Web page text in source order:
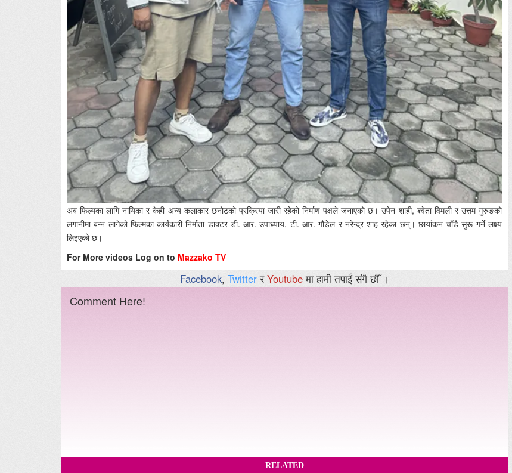
अब फिल्मका लागि नायिका र केही अन्य कलाकार छनोटको प्रक्रिया जारी रहेको निर्माण पक्षले जनाएको छ। उपेन शाही, श्वेता विमली र उत्तम गुरुङको
लगानीमा बन्न लागेको फिल्मका कार्यकारी निर्माता डाक्टर डी. आर. उपाध्याय, टी. आर. गौडेल र नरेन्द्र शाह रहेका छन्। छायांकन चाँडै सुरू गर्ने लक्ष्य
लिइएको छ।
For More videos Log on to Mazzako TV
Facebook, TwitterरYoutubeमा हामी तपाईं संगै छौँ ।
Comment Here!
RELATED